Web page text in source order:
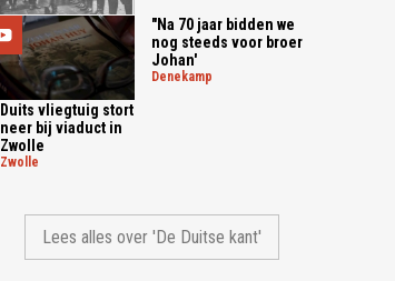
"Na 70 jaar bidden we
nog steeds voor broer
Johan'
denekamp
Duits vliegtuig stort
neer bij viaduct in
Zwolle
zwolle
Lees alles over 'De Duitse kant'